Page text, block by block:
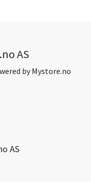
AS
byMystore.no
AS